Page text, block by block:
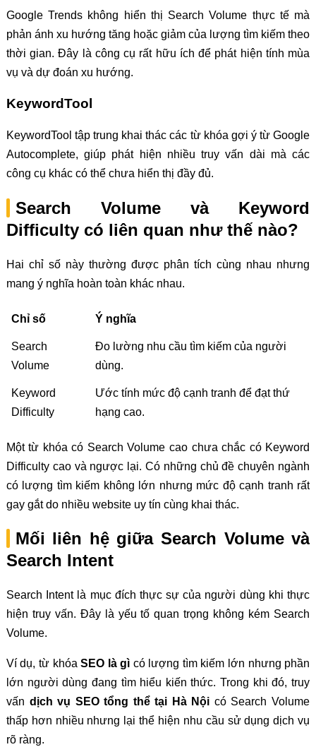
Google Trends không hiển thị Search Volume thực tế mà
phản ánh xu hướng tăng hoặc giảm của lượng tìm kiếm theo
thời gian. Đây là công cụ rất hữu ích để phát hiện tính mùa
vụ và dự đoán xu hướng.
KeywordTool
KeywordTool tập trung khai thác các từ khóa gợi ý từ Google
Autocomplete, giúp phát hiện nhiều truy vấn dài mà các
công cụ khác có thể chưa hiển thị đầy đủ.
Search Volume và Keyword
Difficulty có liên quan như thế nào?
Hai chỉ số này thường được phân tích cùng nhau nhưng
mang ý nghĩa hoàn toàn khác nhau.
Chỉ số Ý nghĩa
Search
Volume
Đo lường nhu cầu tìm kiếm của người
dùng.
Keyword
Difficulty
Ước tính mức độ cạnh tranh để đạt thứ
hạng cao.
Một từ khóa có Search Volume cao chưa chắc có Keyword
Difficulty cao và ngược lại. Có những chủ đề chuyên ngành
có lượng tìm kiếm không lớn nhưng mức độ cạnh tranh rất
gay gắt do nhiều website uy tín cùng khai thác.
Mối liên hệ giữa Search Volume và
Search Intent
Search Intent là mục đích thực sự của người dùng khi thực
hiện truy vấn. Đây là yếu tố quan trọng không kém Search
Volume.
Ví dụ, từ khóaSEO là gì có lượng tìm kiếm lớn nhưng phần
lớn người dùng đang tìm hiểu kiến thức. Trong khi đó, truy
vấn dịch vụ SEO tổng thể tại Hà Nội có Search Volume
thấp hơn nhiều nhưng lại thể hiện nhu cầu sử dụng dịch vụ
rõ ràng.